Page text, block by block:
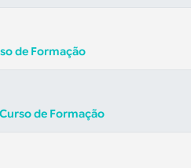
de Formação
de Formação